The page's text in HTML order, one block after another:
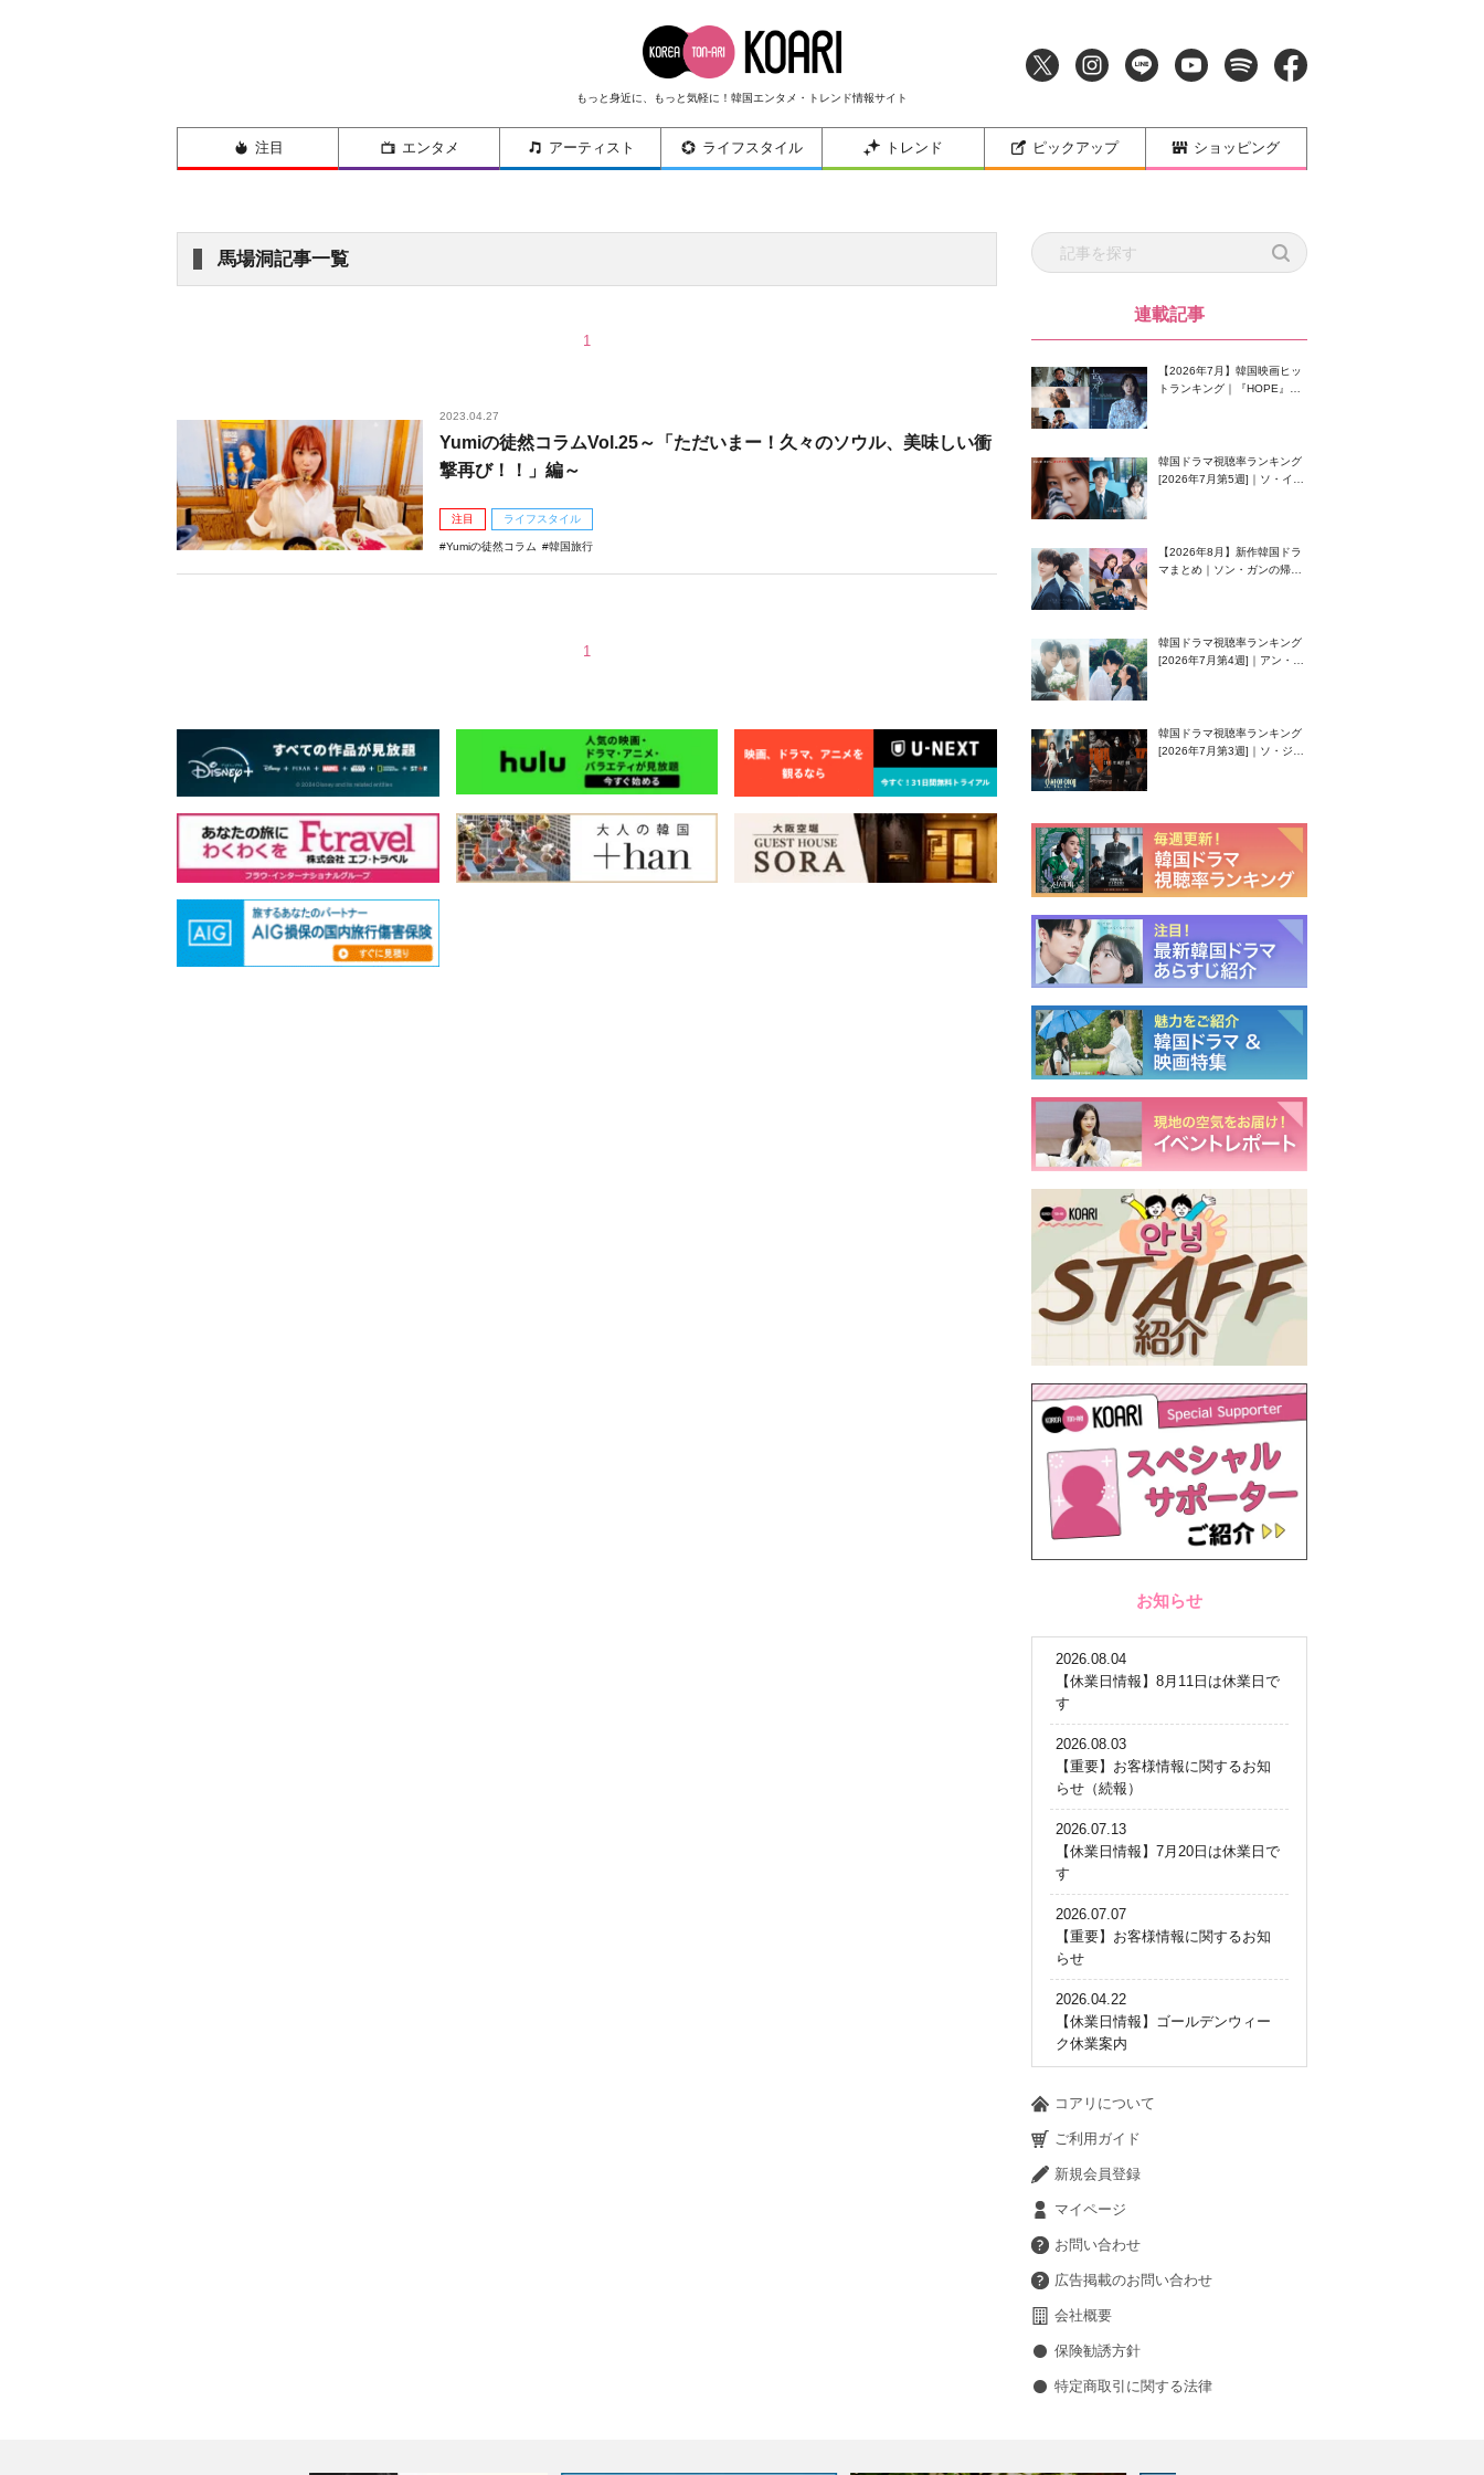
もっと身近に、もっと気軽に！韓国エンタメ・トレンド情報サイト
注目 エンタメ アーティスト ライフスタイル トレンド ピックアップ ショッピング
馬場洞記事一覧
1
2023.04.27
Yumiの徒然コラムVol.25～「ただいまー！久々のソウル、美味しい衝
撃再び！！」編～
注目 ライフスタイル
Yumiの徒然コラム 韓国旅行
1
連載記事
【2026年7月】韓国映画ヒッ
トランキング｜『HOPE』が
韓国ドラマ視聴率ランキング
[2026年7月第5週]｜ソ・イン
【2026年8月】新作韓国ドラ
マまとめ｜ソン・ガンの帰
韓国ドラマ視聴率ランキング
[2026年7月第4週]｜アン・ヒ
韓国ドラマ視聴率ランキング
[2026年7月第3週]｜ソ・ジソ
お知らせ
2026.08.04
【休業日情報】8月11日は休業日で
す
2026.08.03
【重要】お客様情報に関するお知
らせ（続報）
2026.07.13
【休業日情報】7月20日は休業日で
す
2026.07.07
【重要】お客様情報に関するお知
らせ
2026.04.22
【休業日情報】ゴールデンウィー
ク休業案内
コアリについて
ご利用ガイド
新規会員登録
マイページ
お問い合わせ
広告掲載のお問い合わせ
会社概要
保険勧誘方針
特定商取引に関する法律